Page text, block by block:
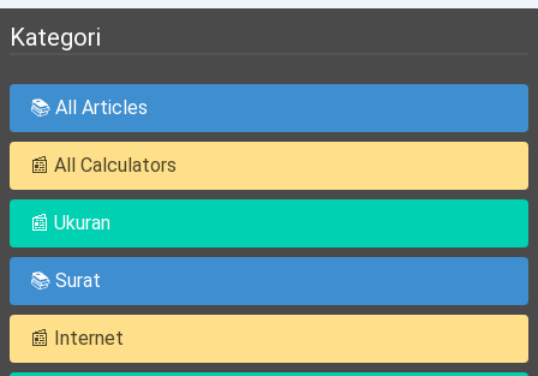
Kategori
📚 All Articles
📰 All Calculators
📰 Ukuran
📚 Surat
📰 Internet